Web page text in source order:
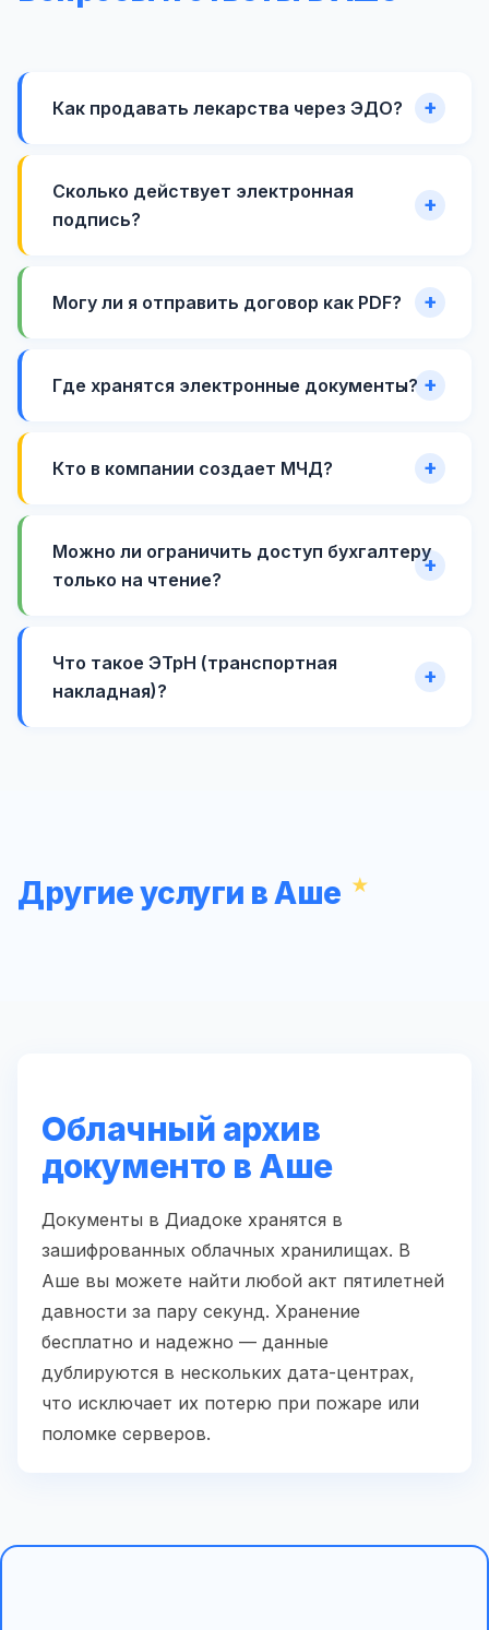
Как продавать лекарства через ЭДО?
Сколько действует электронная
подпись?
Могу ли я отправить договор как PDF?
Где хранятся электронные документы?
Кто в компании создает МЧД?
Можно ли ограничить доступ бухгалтеру
только на чтение?
Что такое ЭТрН (транспортная
накладная)?
Другие услуги в Аше
Облачный архив
документо в Аше
Документы в Диадоке хранятся в
зашифрованных облачных хранилищах. В
Аше вы можете найти любой акт пятилетней
давности за пару секунд. Хранение
бесплатно и надежно — данные
дублируются в нескольких дата-центрах,
что исключает их потерю при пожаре или
поломке серверов.